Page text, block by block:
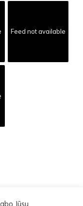
Feed not available
Jūsu